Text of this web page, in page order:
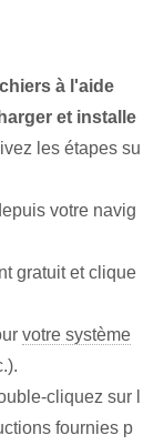
à l'aide
et installe
les étapes su
votre ‌navig
gratuit et clique
votre système
cliquez sur l
fournies p